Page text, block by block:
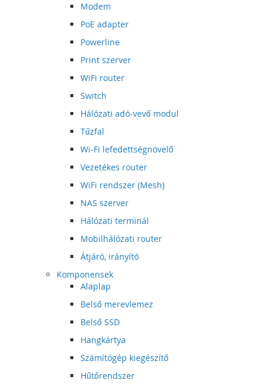
Modem
PoE adapter
Powerline
Print szerver
WiFi router
Switch
Hálózati adó-vevő modul
Tűzfal
Wi-Fi lefedettségnövelő
Vezetékes router
WiFi rendszer (Mesh)
NAS szerver
Hálózati terminál
Mobilhálózati router
Átjáró, irányító
Komponensek
Alaplap
Belső merevlemez
Belső SSD
Hangkártya
Számítógép kiegészítő
Hűtőrendszer